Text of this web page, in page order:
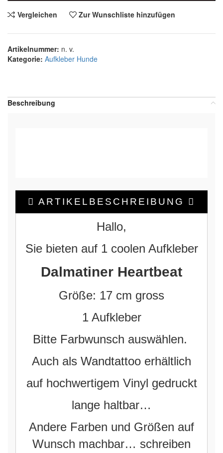
Vergleichen Zur Wunschliste hinzufügen
Artikelnummer: n. v.
Kategorie: Aufkleber Hunde
Beschreibung
ARTIKELBESCHREIBUNG
Hallo,
Sie bieten auf 1 coolen Aufkleber
Dalmatiner Heartbeat
Größe: 17 cm gross
1 Aufkleber
Bitte Farbwunsch auswählen.
Auch als Wandtattoo erhältlich
auf hochwertigem Vinyl gedruckt
lange haltbar…
Andere Farben und Größen auf
Wunsch machbar… schreiben